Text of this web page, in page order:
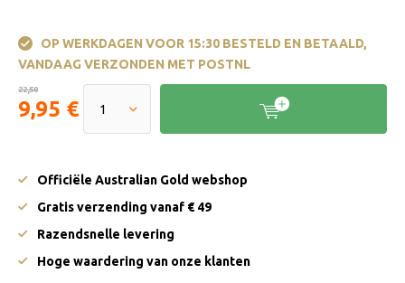
OP WERKDAGEN VOOR 15:30 BESTELD EN BETAALD,
VANDAAG VERZONDEN MET POSTNL
22,50
9,95 €
Officiële Australian Gold webshop
Gratis verzending vanaf € 49
Razendsnelle levering
Hoge waardering van onze klanten